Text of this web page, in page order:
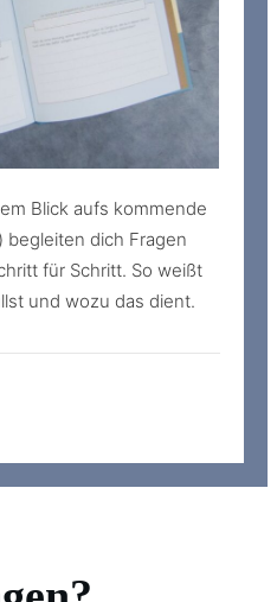
Blick aufs kommende
begleiten dich Fragen
für Schritt. So weißt
und wozu das dient.